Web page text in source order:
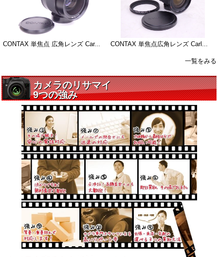
CONTAX 単焦点 広角レンズ Car... CONTAX 単焦点広角レンズ Carl...
一覧をみる